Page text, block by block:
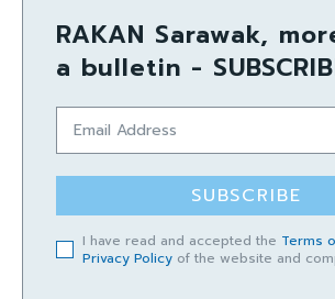
RAKAN Sarawak,
a bulletin -
SUBSCRIBE
I have read and accepted the Terms
Privacy Policy of the website and